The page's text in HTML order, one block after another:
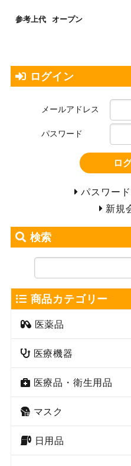
参考上代 オープン
ログイン
メールアドレス
パスワード
ロ
パスワー
新規
検索
商品カテゴリー
医薬品
医療機器
医療品・衛生用品
マスク
日用品